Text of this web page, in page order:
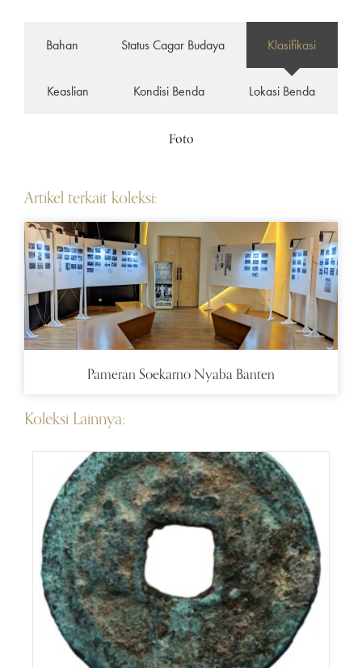
Bahan Status Cagar Budaya Klasifikasi
Keaslian Kondisi Benda Lokasi Benda
Foto
Artikel terkait koleksi:
Pameran Soekarno Nyaba Banten
Koleksi Lainnya: